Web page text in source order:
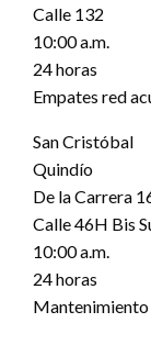
Calle 132
10:00 a.m.
24 horas
Empates red
San Cristóbal
Quindío
De la Carrera
Calle 46H Bis
10:00 a.m.
24 horas